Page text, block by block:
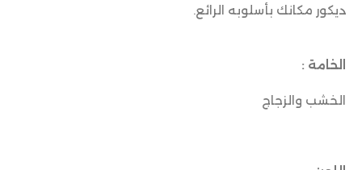
ديكور مكانك بأسلوبه الرائع.
الخامة :
الخشب والزجاج